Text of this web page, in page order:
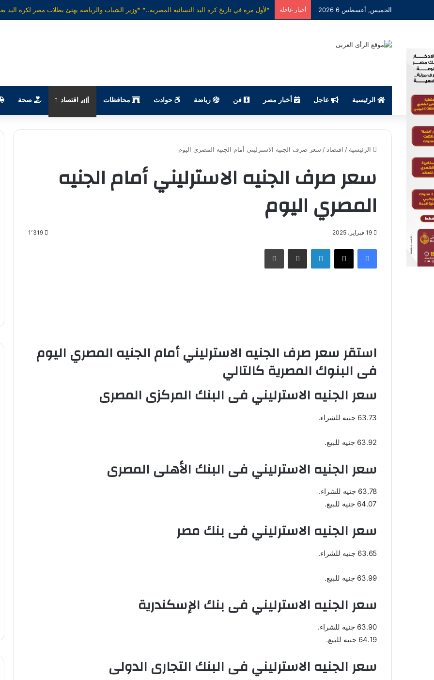
الخميس, أغسطس 6 2026 أخبار عاجلة
الرئيسية عاجل أخبار مصر فن رياضة حوادث محافظات اقتصاد صحة
الرئيسية / اقتصاد / سعر صرف الجنيه الاسترليني أمام الجنيه المصري اليوم
سعر صرف الجنيه الاسترليني أمام الجنيه
المصري اليوم
19 فبراير، 2025 1٬319
فيسبوك X لينكدإن مشاركة عبر البريد طباعة
استقر سعر صرف الجنيه الاسترليني أمام الجنيه المصري اليوم
فى البنوك المصرية كالتالي
سعر الجنيه الاسترليني فى البنك المركزى المصرى
63.73 جنيه للشراء.
63.92 جنيه للبيع.
سعر الجنيه الاسترليني فى البنك الأهلى المصرى
63.78 جنيه للشراء.
64.07 جنيه للبيع.
سعر الجنيه الاسترليني فى بنك مصر
63.65 جنيه للشراء.
63.99 جنيه للبيع.
سعر الجنيه الاسترليني فى بنك الإسكندرية
63.90 جنيه للشراء.
64.19 جنيه للبيع.
سعر الجنيه الاسترليني فى البنك التجارى الدولى